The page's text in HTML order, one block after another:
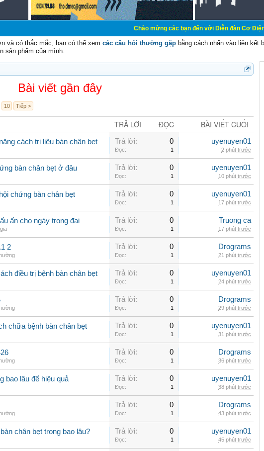
Chào mừng các bạn đến với Diễn đàn Cơ Điện - Diễn
và có thắc mắc, bạn có thể xem các câu hỏi thường gặp bằng cách nhấn vào liên kết
sản phẩm của mình.
Bài viết gần đây
10 Tiếp >
TRẢ LỜI ĐỌC BÀI VIẾT CUỐI
cách trị liệu bàn chân bẹt Trả lời: 0
Đọc: 1
uyenuyen01
2 phút trước
bàn chân bẹt ở đâu Trả lời: 0
Đọc: 1
uyenuyen01
10 phút trước
chứng bàn chân bẹt Trả lời: 0
Đọc: 1
uyenuyen01
17 phút trước
ấn cho ngày trọng đại Trả lời: 0
Đọc: 1
Truong ca
17 phút trước
2 Trả lời: 0
Đọc: 1
Drograms
21 phút trước
điều trị bệnh bàn chân bẹt Trả lời: 0
Đọc: 1
uyenuyen01
24 phút trước
Trả lời: 0
Đọc: 1
Drograms
29 phút trước
chữa bệnh bàn chân bẹt Trả lời: 0
Đọc: 1
uyenuyen01
31 phút trước
Trả lời: 0
Đọc: 1
Drograms
36 phút trước
bao lâu để hiệu quả Trả lời: 0
Đọc: 1
uyenuyen01
38 phút trước
Trả lời: 0
Đọc: 1
Drograms
43 phút trước
chân bẹt trong bao lâu? Trả lời: 0
Đọc: 1
uyenuyen01
45 phút trước